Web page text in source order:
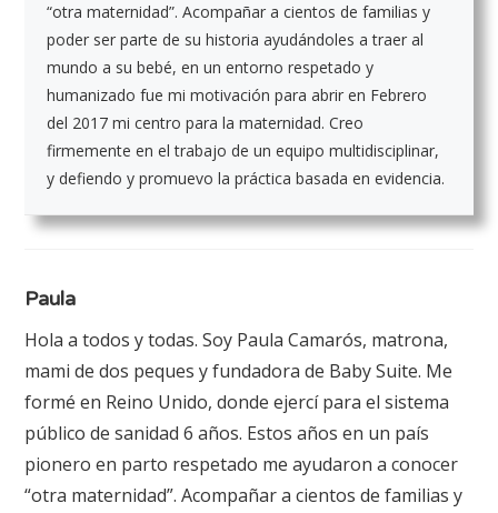
“otra maternidad”. Acompañar a cientos de familias y
poder ser parte de su historia ayudándoles a traer al
mundo a su bebé, en un entorno respetado y
humanizado fue mi motivación para abrir en Febrero
del 2017 mi centro para la maternidad. Creo
firmemente en el trabajo de un equipo multidisciplinar,
y defiendo y promuevo la práctica basada en evidencia.
Paula
Hola a todos y todas. Soy Paula Camarós, matrona,
mami de dos peques y fundadora de Baby Suite. Me
formé en Reino Unido, donde ejercí para el sistema
público de sanidad 6 años. Estos años en un país
pionero en parto respetado me ayudaron a conocer
“otra maternidad”. Acompañar a cientos de familias y